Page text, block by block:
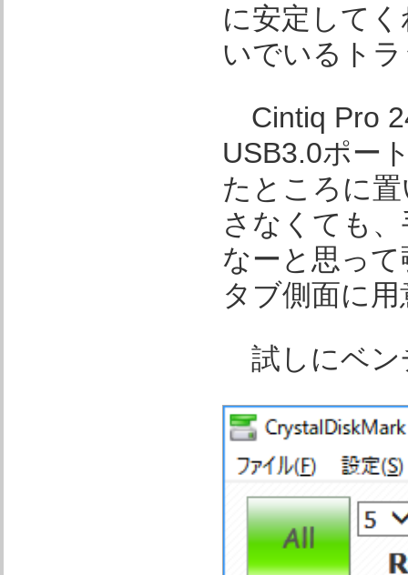
に安定して
いでいるト
Cintiq Pro
USB3.0ポー
たところに
さなくても
なーと思っ
タブ側面に
試しにベン